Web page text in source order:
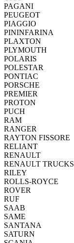
PAGANI
PEUGEOT
PIAGGIO
PININFARINA
PLAXTON
PLYMOUTH
POLARIS
POLESTAR
PONTIAC
PORSCHE
PREMIER
PROTON
PUCH
RAM
RANGER
RAYTON FISSORE
RELIANT
RENAULT
RENAULT TRUCKS
RILEY
ROLLS-ROYCE
ROVER
RUF
SAAB
SAME
SANTANA
SATURN